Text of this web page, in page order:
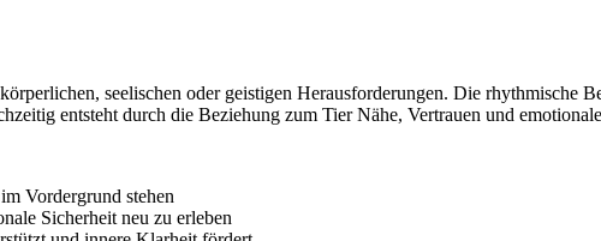
seelischen oder geistigen Herausforderungen. Die rhythmische
entsteht durch die Beziehung zum Tier Nähe, Vertrauen und
Vordergrund stehen
Sicherheit neu zu erleben